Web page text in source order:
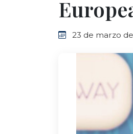
23 de marzo